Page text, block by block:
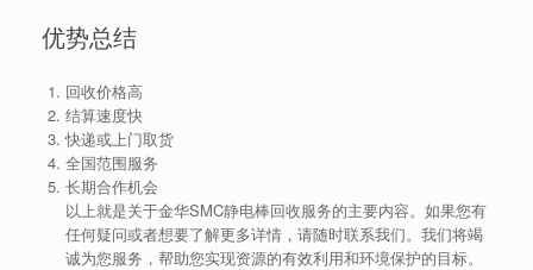
优势总结
回收价格高
结算速度快
快递或上门取货
全国范围服务
长期合作机会
以上就是关于金华SMC静电棒回收服务的主要内容。如果您有
任何疑问或者想要了解更多详情，请随时联系我们。我们将竭
诚为您服务，帮助您实现资源的有效利用和环境保护的目标。